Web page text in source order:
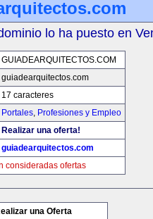
lo ha puesto en
GUIADEARQUITECTOS.COM
guiadearquitectos.com
17 caracteres
Portales, Profesiones y Empleo
Realizar una oferta!
guiadearquitectos.com
consideradas ofertas
una Oferta